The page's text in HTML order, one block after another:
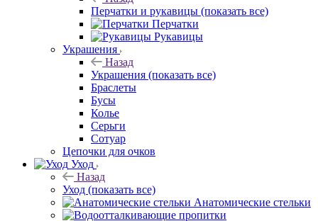
Перчатки и рукавицы (показать все)
Перчатки
Рукавицы
Украшения
Назад
Украшения (показать все)
Браслеты
Бусы
Колье
Серьги
Сотуар
Цепочки для очков
Уход
Назад
Уход (показать все)
Анатомические стельки